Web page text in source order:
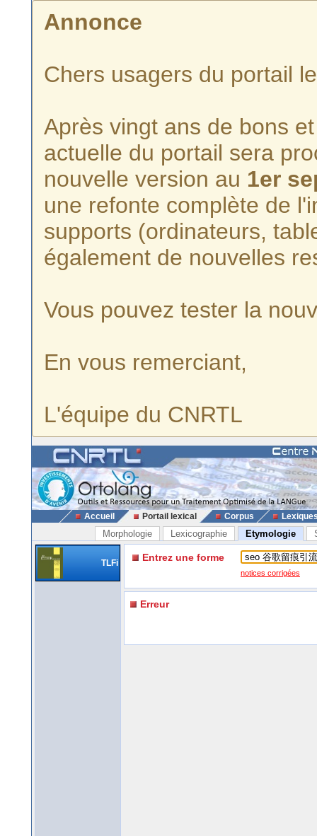
Annonce
Chers usagers du portail
Après vingt ans de bons
actuelle du portail sera
nouvelle version au 1er
une refonte complète de
supports (ordinateurs,
également de nouvelles
Vous pouvez tester la
En vous remerciant,
L'équipe du CNRTL
Accueil Portail lexical Corpus
Morphologie Lexicographie Etymologie
TLFi Entrez une forme
notices corrigées
Erreur